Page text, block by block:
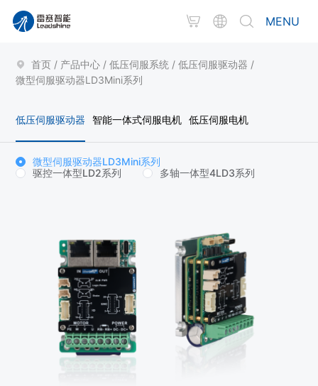
MENU
首页 / 产品中心 / 低压伺服系统 / 低压伺服驱动器 /
微型伺服驱动器LD3Mini系列
低压伺服驱动器 智能一体式伺服电机 低压伺服电机
微型伺服驱动器LD3Mini系列
驱控一体型LD2系列
多轴一体型4LD3系列